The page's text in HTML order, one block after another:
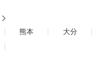
熊本
大分